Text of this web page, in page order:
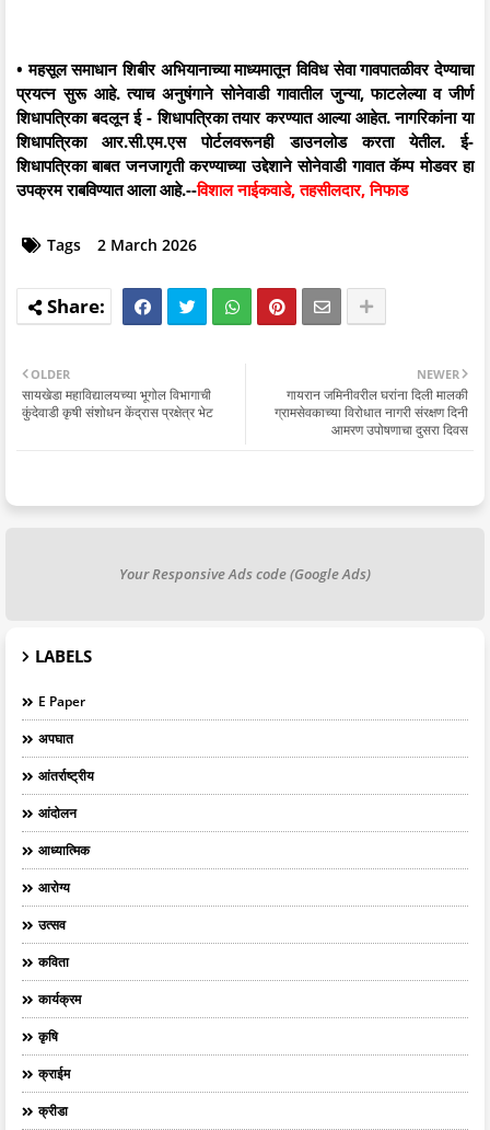
• महसूल समाधान शिबीर अभियानाच्या माध्यमातून विविध सेवा गावपातळीवर देण्याचा
प्रयत्न सुरू आहे. त्याच अनुषंगाने सोनेवाडी गावातील जुन्या, फाटलेल्या व जीर्ण
शिधापत्रिका बदलून ई - शिधापत्रिका तयार करण्यात आल्या आहेत. नागरिकांना या
शिधापत्रिका आर.सी.एम.एस पोर्टलवरूनही डाउनलोड करता येतील. ई-
शिधापत्रिका बाबत जनजागृती करण्याच्या उद्देशाने सोनेवाडी गावात कॅम्प मोडवर हा
उपक्रम राबविण्यात आला आहे.--विशाल नाईकवाडे, तहसीलदार, निफाड
Tags 2 March 2026
NEWER
गायरान जमिनीवरील घरांना दिली मालकी
ग्रामसेवकाच्या विरोधात नागरी संरक्षण दिनी
आमरण उपोषणाचा दुसरा दिवस
OLDER
सायखेडा महाविद्यालयच्या भूगोल विभागाची
कुंदेवाडी कृषी संशोधन केंद्रास प्रक्षेत्र भेट
Your Responsive Ads code (Google Ads)
LABELS
E Paper
अपघात
आंतर्राष्ट्रीय
आंदोलन
आध्यात्मिक
आरोग्य
उत्सव
कविता
कार्यक्रम
कृषि
क्राईम
क्रीडा